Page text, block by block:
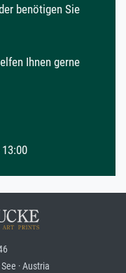
benötigen Sie
Ihnen gerne
· Austria